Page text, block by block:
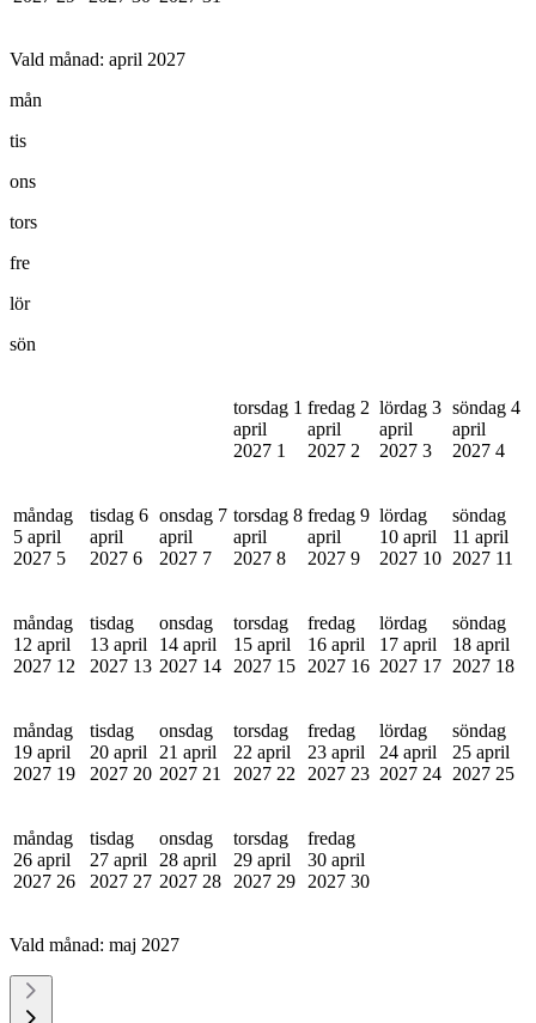
Vald månad: april 2027
mån
tis
ons
tors
fre
lör
sön
torsdag 1
april
2027 1
fredag 2
april
2027 2
lördag 3
april
2027 3
söndag 4
april
2027 4
måndag
5 april
2027 5
tisdag 6
april
2027 6
onsdag 7
april
2027 7
torsdag 8
april
2027 8
fredag 9
april
2027 9
lördag
10 april
2027 10
söndag
11 april
2027 11
måndag
12 april
2027 12
tisdag
13 april
2027 13
onsdag
14 april
2027 14
torsdag
15 april
2027 15
fredag
16 april
2027 16
lördag
17 april
2027 17
söndag
18 april
2027 18
måndag
19 april
2027 19
tisdag
20 april
2027 20
onsdag
21 april
2027 21
torsdag
22 april
2027 22
fredag
23 april
2027 23
lördag
24 april
2027 24
söndag
25 april
2027 25
måndag
26 april
2027 26
tisdag
27 april
2027 27
onsdag
28 april
2027 28
torsdag
29 april
2027 29
fredag
30 april
2027 30
Vald månad: maj 2027